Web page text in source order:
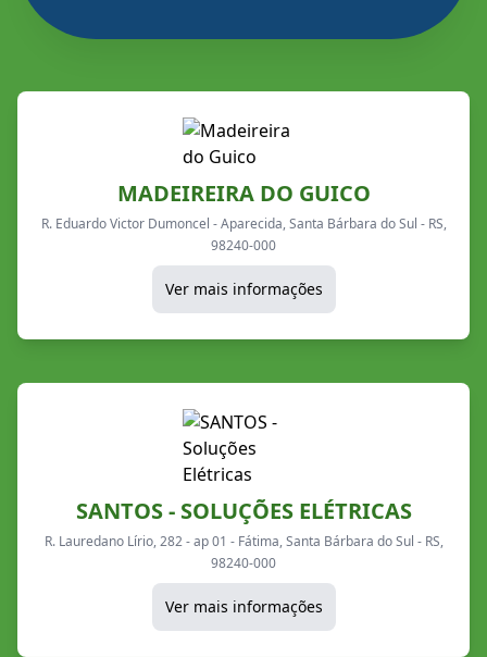
MADEIREIRA DO GUICO
R. Eduardo Victor Dumoncel - Aparecida, Santa Bárbara do Sul - RS,
98240-000
Ver mais informações
SANTOS - SOLUÇÕES ELÉTRICAS
R. Lauredano Lírio, 282 - ap 01 - Fátima, Santa Bárbara do Sul - RS,
98240-000
Ver mais informações